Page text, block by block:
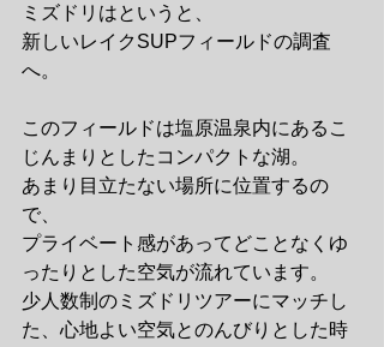
ミズドリはというと、
新しいレイクSUPフィールドの調査
へ。
このフィールドは塩原温泉内にあるこ
じんまりとしたコンパクトな湖。
あまり目立たない場所に位置するの
で、
プライベート感があってどことなくゆ
ったりとした空気が流れています。
少人数制のミズドリツアーにマッチし
た、心地よい空気とのんびりとした時